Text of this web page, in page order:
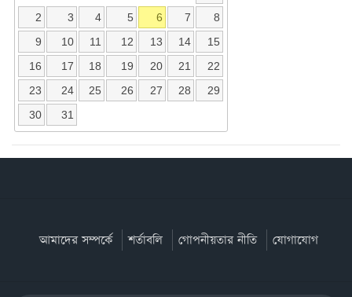
2
3 4 5 6 7
8
9
10 11 12 13 14
15
16
17 18 19 20 21
22
23
24 25 26 27 28
29
30
31
আমাদের সম্পর্কে শর্তাবলি গোপনীয়তার নীতি যোগাযোগ